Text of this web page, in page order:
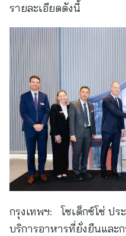
รายละเอียดดังนี้
กรุงเทพฯ: โซเด็กซ์โซ่ ปร
บริการอาหารที่ยั่งยืนแล